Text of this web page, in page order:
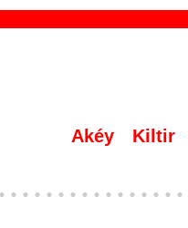
Akéy Kiltir